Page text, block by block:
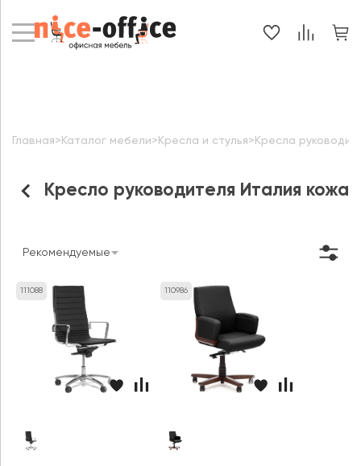
Кресло руководителя Италия кожа
Главная> Каталог мебели> Кресла и стулья> Кресла
Рекомендуемые
111088 110986